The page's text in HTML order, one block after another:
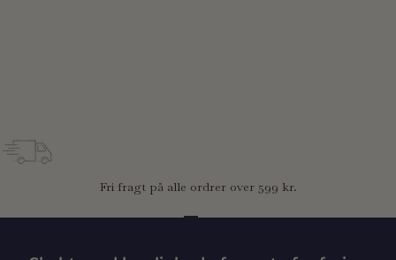
Fri fragt på alle ordrer over 599 kr.
Gå til element 1